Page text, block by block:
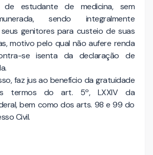
de estudante de medicina, sem
sendo integralmente
genitores para custeio de suas
motivo pelo qual não aufere renda
se isenta da declaração de
faz jus ao benefício da gratuidade
termos do art. 5º, LXXIV da
bem como dos arts. 98 e 99 do
Civil.